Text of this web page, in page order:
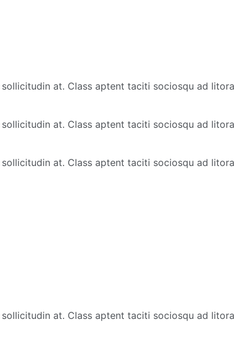
at. Class aptent taciti sociosqu ad
at. Class aptent taciti sociosqu ad
at. Class aptent taciti sociosqu ad
at. Class aptent taciti sociosqu ad